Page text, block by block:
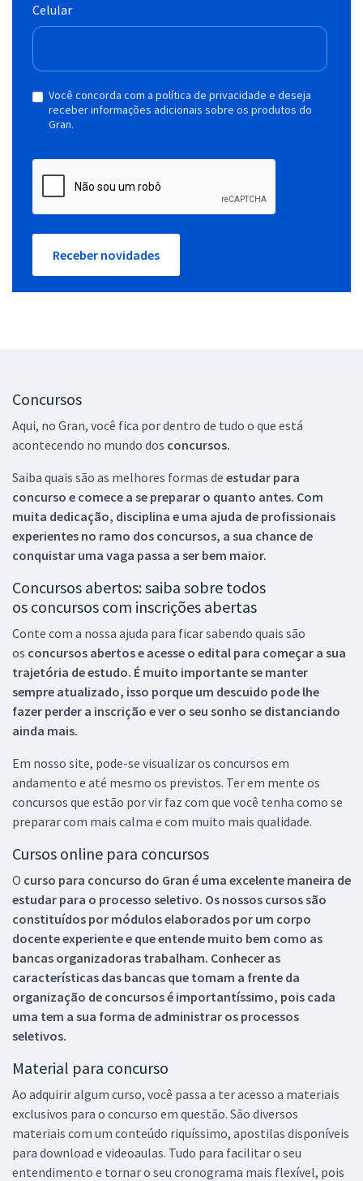
Celular
Você concorda com a política de privacidade e deseja
receber informações adicionais sobre os produtos do
Gran.
Receber novidades
Concursos
Aqui, no Gran, você fica por dentro de tudo o que está
acontecendo no mundo dos concursos.
Saiba quais são as melhores formas de estudar para
concurso e comece a se preparar o quanto antes. Com
muita dedicação, disciplina e uma ajuda de profissionais
experientes no ramo dos concursos, a sua chance de
conquistar uma vaga passa a ser bem maior.
Concursos abertos: saiba sobre todos
os concursos com inscrições abertas
Conte com a nossa ajuda para ficar sabendo quais são
os concursos abertos e acesse o edital para começar a sua
trajetória de estudo. É muito importante se manter
sempre atualizado, isso porque um descuido pode lhe
fazer perder a inscrição e ver o seu sonho se distanciando
ainda mais.
Em nosso site, pode-se visualizar os concursos em
andamento e até mesmo os previstos. Ter em mente os
concursos que estão por vir faz com que você tenha como se
preparar com mais calma e com muito mais qualidade.
Cursos online para concursos
O curso para concurso do Gran é uma excelente maneira de
estudar para o processo seletivo. Os nossos cursos são
constituídos por módulos elaborados por um corpo
docente experiente e que entende muito bem como as
bancas organizadoras trabalham. Conhecer as
características das bancas que tomam a frente da
organização de concursos é importantíssimo, pois cada
uma tem a sua forma de administrar os processos
seletivos.
Material para concurso
Ao adquirir algum curso, você passa a ter acesso a materiais
exclusivos para o concurso em questão. São diversos
materiais com um conteúdo riquíssimo, apostilas disponíveis
para download e videoaulas. Tudo para facilitar o seu
entendimento e tornar o seu cronograma mais flexível, pois